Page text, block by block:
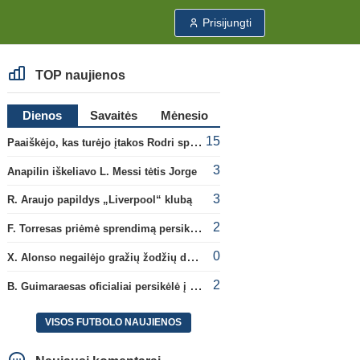
Prisijungti
TOP naujienos
Dienos Savaitės
Mėnesio
Paaiškėjo, kas turėjo įtakos Rodri sprendimui pasirinkti Barselonos pusę 15
Anapilin iškeliavo L. Messi tėtis Jorge 3
R. Araujo papildys „Liverpool“ klubą 3
F. Torresas priėmė sprendimą persikelti į PSG ekipą 2
X. Alonso negailėjo gražių žodžių dabartiniam savo klubui „Chelsea“ 0
B. Guimaraesas oficialiai persikėlė į „Arsenal“ klubą 2
VISOS FUTBOLO NAUJIENOS